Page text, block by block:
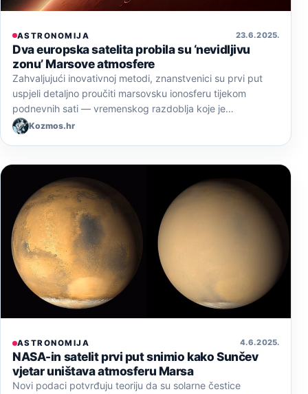
ASTRONOMIJA 23. 6. 2025.
Dva europska satelita probila su ‘nevidljivu
zonu’ Marsove atmosfere
Zahvaljujući inovativnoj metodi, znanstvenici su prvi put
uspjeli detaljno proučiti marsovsku ionosferu tijekom
podnevnih sati — vremenskog razdoblja koje je…
Kozmos.hr
ASTRONOMIJA 4. 6. 2025.
NASA-in satelit prvi put snimio kako Sunčev
vjetar uništava atmosferu Marsa
Novi podaci potvrđuju teoriju da su solarne čestice